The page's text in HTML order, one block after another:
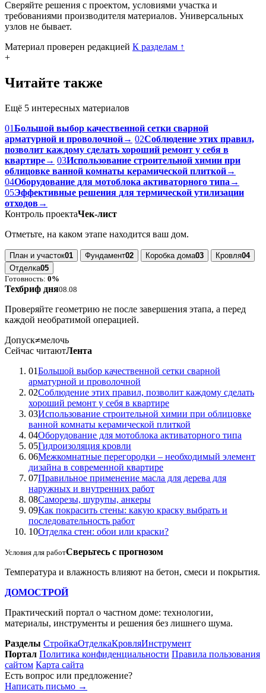
Сверяйте решения с проектом, условиями участка и
требованиями производителя материалов. Универсальных
узлов не бывает.
Материал проверен редакцией К разделам ↑
+
Читайте также
Ещё 5 интересных материалов
01Большой выбор качественной сетки сварной
арматурной и проволочной→ 02Соблюдение этих правил,
позволит каждому сделать хороший ремонт у себя в
квартире→ 03Использование строительной химии при
облицовке ванной комнаты керамической плиткой→
04Оборудование для мотоблока активаторного типа →
05Эффективные решения для термической утилизации
отходов→
Контроль проектаЧек-лист
Отметьте, на каком этапе находится ваш дом.
План и участок01 Фундамент02 Коробка дома03 Кровля04
Отделка05
Готовность: 0%
Техбриф дня08.08
Проверяйте геометрию не после завершения этапа, а перед
каждой необратимой операцией.
Допуск≠мелочь
Сейчас читаютЛента
01Большой выбор качественной сетки сварной
арматурной и проволочной
02Соблюдение этих правил, позволит каждому сделать
хороший ремонт у себя в квартире
03Использование строительной химии при облицовке
ванной комнаты керамической плиткой
04Оборудование для мотоблока активаторного типа
05Гидроизоляция кровли
06Межкомнатные перегородки – необходимый элемент
дизайна в современной квартире
07Правильное применение масла для дерева для
наружных и внутренних работ
08Саморезы, шурупы, анкеры
09Как покрасить стены: какую краску выбрать и
последовательность работ
10Отделка стен: обои или краски?
Условия для работСверьтесь с прогнозом
Температура и влажность влияют на бетон, смеси и покрытия.
ДОМОСТРОЙ
Практический портал о частном доме: технологии,
материалы, инструменты и решения без лишнего шума.
Разделы СтройкаОтделкаКровляИнструмент
Портал Политика конфиденциальности Правила пользования
сайтом Карта сайта
Есть вопрос или предложение?
Написать письмо →